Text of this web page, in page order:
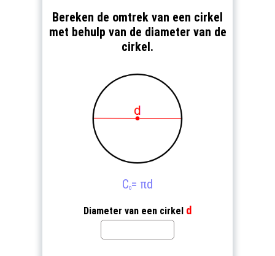
Bereken de omtrek van een cirkel
met behulp van de diameter van de
cirkel.
Co= πd
Diameter van een cirkel d